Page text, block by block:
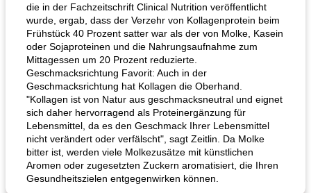
die in der Fachzeitschrift Clinical Nutrition veröffentlicht
wurde, ergab, dass der Verzehr von Kollagenprotein beim
Frühstück 40 Prozent satter war als der von Molke, Kasein
oder Sojaproteinen und die Nahrungsaufnahme zum
Mittagessen um 20 Prozent reduzierte.
Geschmacksrichtung Favorit: Auch in der
Geschmacksrichtung hat Kollagen die Oberhand.
"Kollagen ist von Natur aus geschmacksneutral und eignet
sich daher hervorragend als Proteinergänzung für
Lebensmittel, da es den Geschmack Ihrer Lebensmittel
nicht verändert oder verfälscht", sagt Zeitlin. Da Molke
bitter ist, werden viele Molkezusätze mit künstlichen
Aromen oder zugesetzten Zuckern aromatisiert, die Ihren
Gesundheitszielen entgegenwirken können.